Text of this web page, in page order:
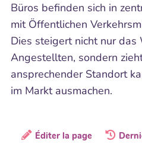
Büros befinden sich in
mit Öffentlichen
Dies steigert nicht nur
Angestellten, sondern
ansprechender Standort
im Markt ausmachen.
Éditer la page